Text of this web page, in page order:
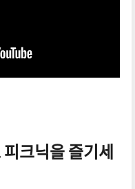
크닉을 즐기세